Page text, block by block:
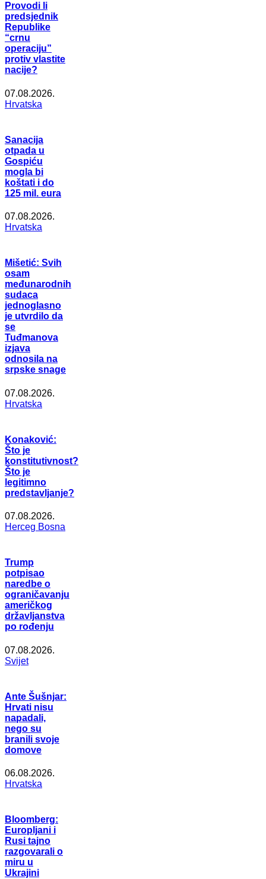
Provodi li
predsjednik
Republike
“crnu
operaciju”
protiv vlastite
nacije?
07.08.2026.
Hrvatska
Sanacija
otpada u
Gospiću
mogla bi
koštati i do
125 mil. eura
07.08.2026.
Hrvatska
Mišetić: Svih
osam
međunarodnih
sudaca
jednoglasno
je utvrdilo da
se
Tuđmanova
izjava
odnosila na
srpske snage
07.08.2026.
Hrvatska
Konaković:
Što je
konstitutivnost?
Što je
legitimno
predstavljanje?
07.08.2026.
Herceg Bosna
Trump
potpisao
naredbe o
ograničavanju
američkog
državljanstva
po rođenju
07.08.2026.
Svijet
Ante Šušnjar:
Hrvati nisu
napadali,
nego su
branili svoje
domove
06.08.2026.
Hrvatska
Bloomberg:
Europljani i
Rusi tajno
razgovarali o
miru u
Ukrajini